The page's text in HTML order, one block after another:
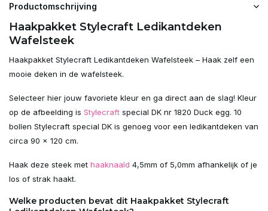
Uitverkocht
Uitverkocht
Uitverkocht
Uitverkocht
Productomschrijving
Haakpakket Stylecraft Ledikantdeken
Wafelsteek
Haakpakket Stylecraft Ledikantdeken Wafelsteek – Haak zelf een
mooie deken in de wafelsteek.
Selecteer hier jouw favoriete kleur en ga direct aan de slag! Kleur
op de afbeelding is Stylecraft special DK nr 1820 Duck egg. 10
bollen Stylecraft special DK is genoeg voor een ledikantdeken van
circa 90 x 120 cm.
Haak deze steek met haaknaald 4,5mm of 5,0mm afhankelijk of je
los of strak haakt.
Welke producten bevat dit Haakpakket Stylecraft